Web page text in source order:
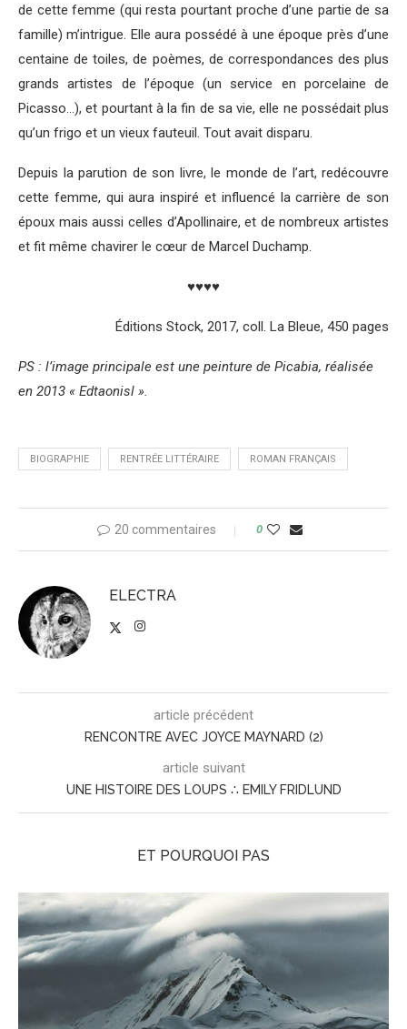
de cette femme (qui resta pourtant proche d’une partie de sa
famille) m’intrigue. Elle aura possédé à une époque près d’une
centaine de toiles, de poèmes, de correspondances des plus
grands artistes de l’époque (un service en porcelaine de
Picasso…), et pourtant à la fin de sa vie, elle ne possédait plus
qu’un frigo et un vieux fauteuil. Tout avait disparu.
Depuis la parution de son livre, le monde de l’art, redécouvre
cette femme, qui aura inspiré et influencé la carrière de son
époux mais aussi celles d’Apollinaire, et de nombreux artistes
et fit même chavirer le cœur de Marcel Duchamp.
♥♥♥♥
Éditions Stock, 2017, coll. La Bleue, 450 pages
PS : l’image principale est une peinture de Picabia, réalisée
en 2013 « Edtaonisl ».
BIOGRAPHIE RENTRÉE LITTÉRAIRE ROMAN FRANÇAIS
20 commentaires 0
ELECTRA
article précédent
RENCONTRE AVEC JOYCE MAYNARD (2)
article suivant
UNE HISTOIRE DES LOUPS ∴ EMILY FRIDLUND
ET POURQUOI PAS